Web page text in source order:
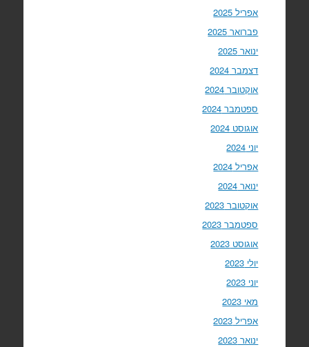
אפריל 2025
פברואר 2025
ינואר 2025
דצמבר 2024
אוקטובר 2024
ספטמבר 2024
אוגוסט 2024
יוני 2024
אפריל 2024
ינואר 2024
אוקטובר 2023
ספטמבר 2023
אוגוסט 2023
יולי 2023
יוני 2023
מאי 2023
אפריל 2023
ינואר 2023